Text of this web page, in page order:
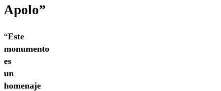
Apolo”
“Este
monumento
es
un
homenaje